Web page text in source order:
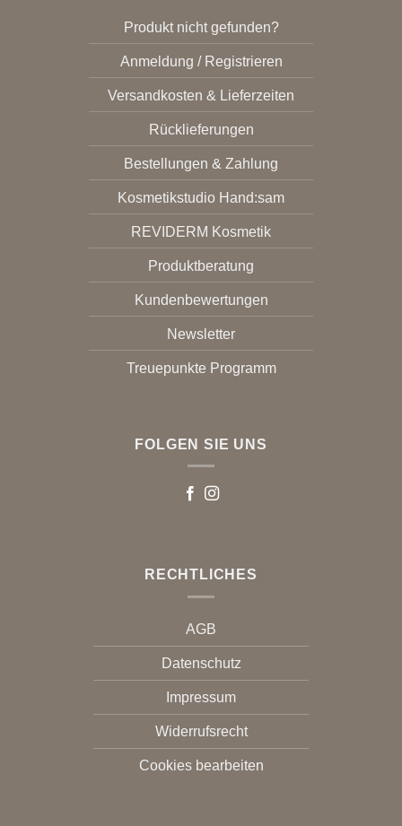
Produkt nicht gefunden?
Anmeldung / Registrieren
Versandkosten & Lieferzeiten
Rücklieferungen
Bestellungen & Zahlung
Kosmetikstudio Hand:sam
REVIDERM Kosmetik
Produktberatung
Kundenbewertungen
Newsletter
Treuepunkte Programm
FOLGEN SIE UNS
RECHTLICHES
AGB
Datenschutz
Impressum
Widerrufsrecht
Cookies bearbeiten